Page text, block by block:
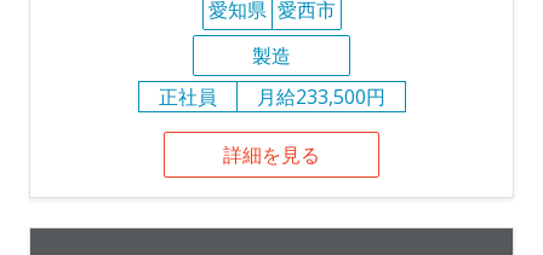
愛知県 愛西市
製造
正社員
月給233,500円
詳細を見る